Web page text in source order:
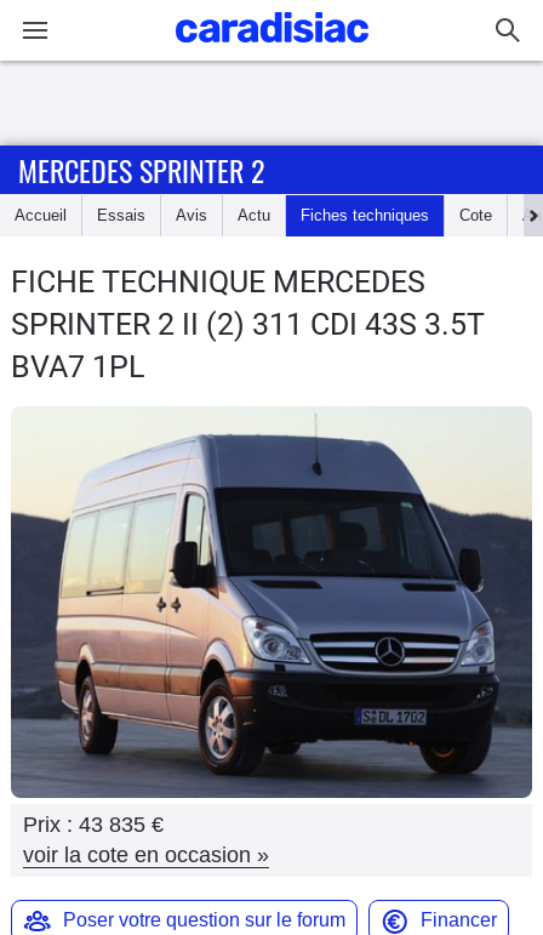
Accueil
Essais
Guide
d'achat
Utilitaires
Flottes
Auto
Services
Forum
Moto
Marques
MERCEDES SPRINTER 2
Accueil Essais Avis Actu Fiches techniques Cote
FICHE TECHNIQUE MERCEDES
SPRINTER 2 II (2) 311 CDI 43S 3.5T
BVA7 1PL
Prix : 43 835 €
voir la cote en occasion »
Poser votre question sur le forum Financer